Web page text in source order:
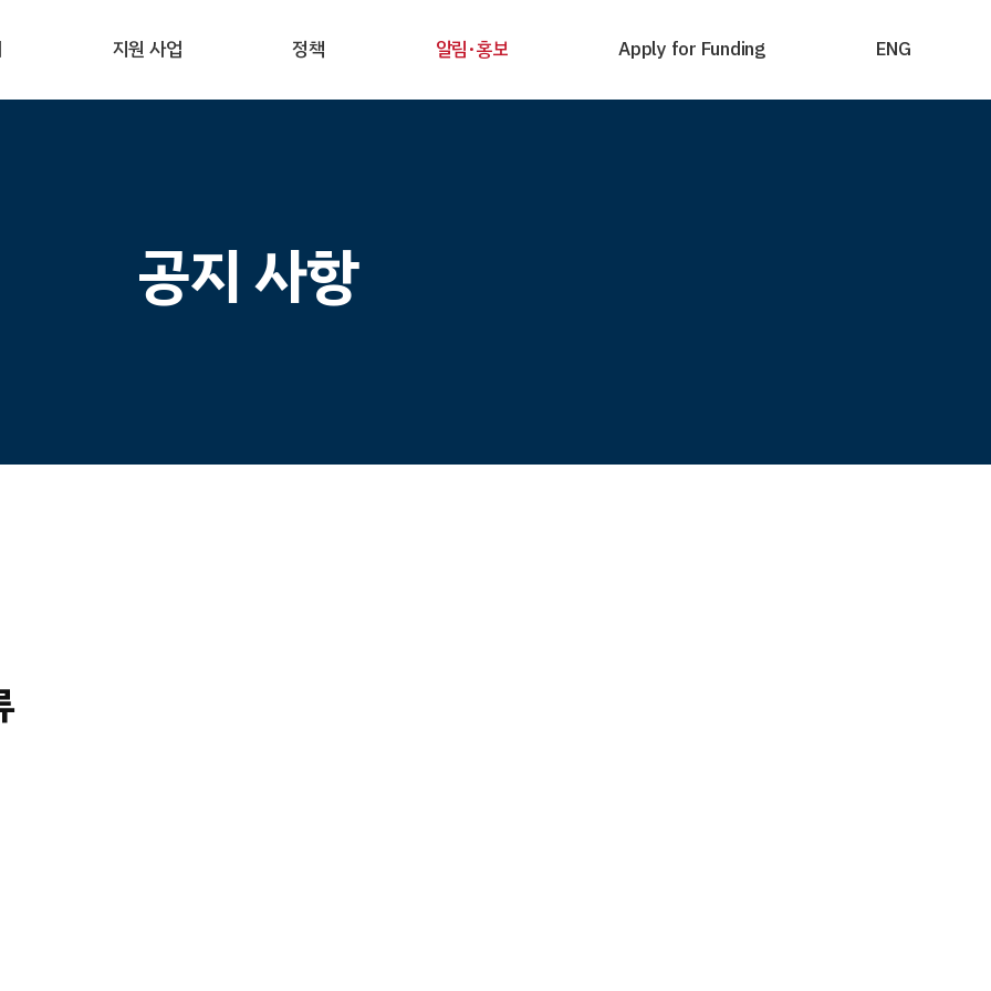
지원 사업 정책 알림·홍보 Apply for Funding ENG
공지 사항